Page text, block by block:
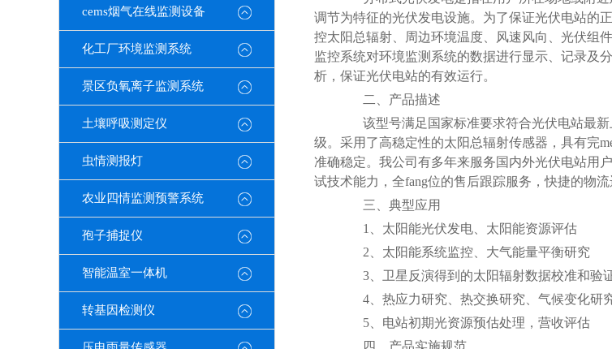
cems烟气在线监测设备
化工厂环境监测系统
景区负氧离子监测系统
土壤呼吸测定仪
虫情测报灯
农业四情监测预警系统
孢子捕捉仪
智能温室一体机
转基因检测仪
调节为特征的光伏发电设施。为了保证光伏电站的
控太阳总辐射、周边环境温度、风速风向、光伏组
监控系统对环境监测系统的数据进行显示、记录及
析，保证光伏电站的有效运行。
二、产品描述
该型号满足国家标准要求符合光伏电站最新
级。采用了高稳定性的太阳总辐射传感器，具有完
准确稳定。我公司有多年来服务国内外光伏电站用
试技术能力，全fang位的售后跟踪服务，快捷的物流
三、典型应用
1、太阳能光伏发电、太阳能资源评估
2、太阳能系统监控、大气能量平衡研究
3、卫星反演得到的太阳辐射数据校准和验
4、热应力研究、热交换研究、气候变化研
5、电站初期光资源预估处理，营收评估
四、产品实施规范